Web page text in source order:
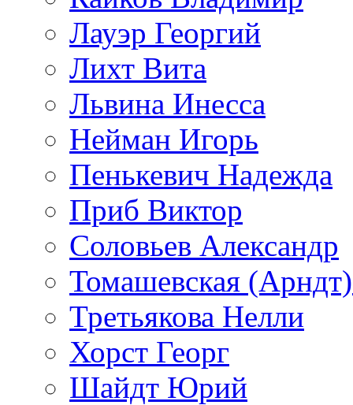
Лауэр Георгий
Лихт Вита
Львина Инесса
Нейман Игорь
Пенькевич Надежда
Приб Виктор
Соловьев Александр
Томашевская
Третьякова Нелли
Хорст Георг
Шайдт Юрий